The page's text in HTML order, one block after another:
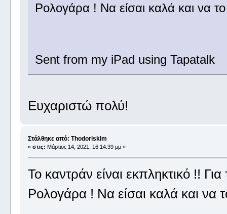
Ρολογάρα ! Να είσαι καλά και να
Sent from my iPad using Tapatalk
Ευχαριστώ πολύ!
Στάλθηκε από: Thodorisklm
« στις: Μάρτιος 14, 2021, 16:14:39 μμ »
Το καντράν είναι εκπληκτικό !!
Ρολογάρα ! Να είσαι καλά και να